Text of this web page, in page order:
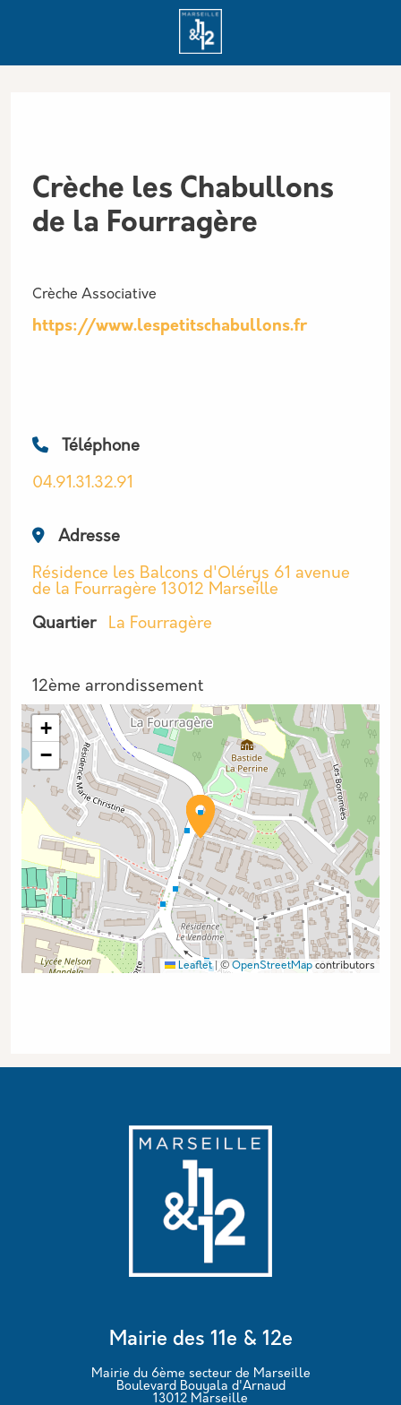
Crèche les Chabullons
de la Fourragère
Crèche Associative
https://www.lespetitschabullons.fr
Téléphone
04.91.31.32.91
Adresse
Résidence les Balcons d'Olérys 61 avenue
de la Fourragère 13012 Marseille
Quartier
La Fourragère
Arrondissement
12ème arrondissement
+
−
Leaflet © OpenStreetMap contributors
Mairie des 11e & 12e
Mairie du 6ème secteur de Marseille
Boulevard Bouyala d'Arnaud
13012 Marseille
Panneau de gestion des cookies